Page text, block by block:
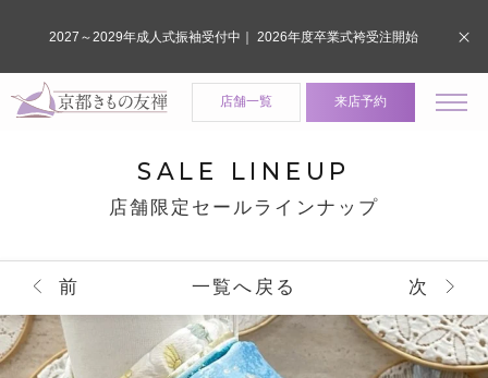
店舗一覧 来店予約
SALE LINEUP
店舗限定セールラインナップ
前 一覧へ戻る 次
2027～2029年成人式振袖受付中｜ 2026年度卒業式袴受注開始